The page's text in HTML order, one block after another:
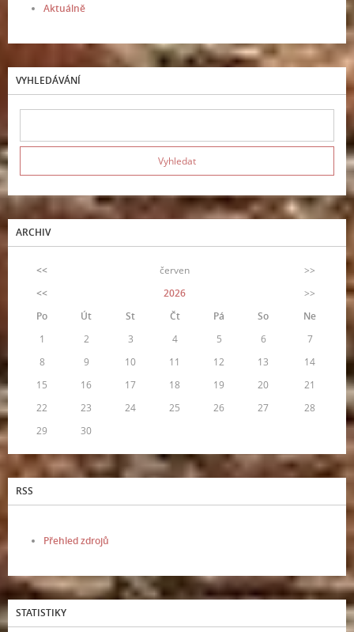
Aktuálně
VYHLEDÁVÁNÍ
ARCHIV
<< červen
>>
<<
2026
>>
Po
Út St Čt Pá So
Ne
1
2 3 4 5 6
7
8
9 10 11 12 13
14
15
16 17 18 19 20
21
22
23 24 25 26 27
28
29
30
RSS
Přehled zdrojů
STATISTIKY